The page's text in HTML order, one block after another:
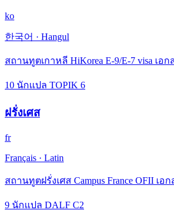
ko
한국어 · Hangul
สถานทูตเกาหลี HiKorea E-9/E-7 visa เอก
10 นักแปล TOPIK 6
ฝรั่งเศส
fr
Français · Latin
สถานทูตฝรั่งเศส Campus France OFII เอ
9 นักแปล DALF C2